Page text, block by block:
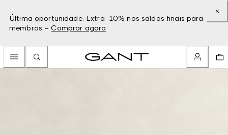
Última oportunidade: Extra -10% nos saldos finais para
membros – Comprar agora